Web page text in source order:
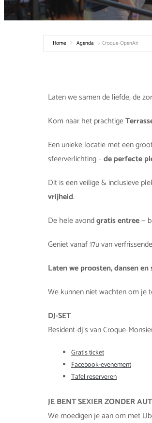
Home Agenda Croque-OpenAir
Laten we samen de liefde, de
Kom naar het prachtige
Een unieke locatie met een
sfeerverlichting –de perfecte
Dit is een veilige & inclusieve
vrijheid.
De hele avondgratis entree—
Geniet vanaf 17u van
Laten we proosten, dansen
We kunnen niet wachten om je
DJ-SET
Resident-dj’s van Croque-
Gratis ticket
Facebook-evenement
Tafel reserveren
JE BENT SEXIER ZONDER
We moedigen je aan om met